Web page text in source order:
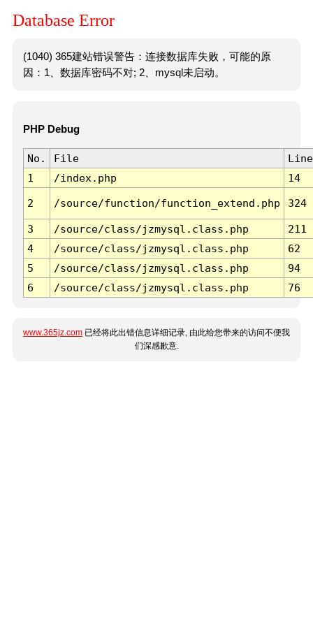
Database Error
(1040) 365建站错误警告：连接数据库失败，可能的原
因：1、数据库密码不对; 2、mysql未启动。
PHP Debug
No. File
Line
1
/index.php 14
2 /source/function/function_extend.php 324
3 /source/class/jzmysql.class.php
211
4
/source/class/jzmysql.class.php
62
5
/source/class/jzmysql.class.php
94
6
/source/class/jzmysql.class.php 76
www.365jz.com 已经将此出错信息详细记录, 由此给您带来的访问不便我
们深感歉意.